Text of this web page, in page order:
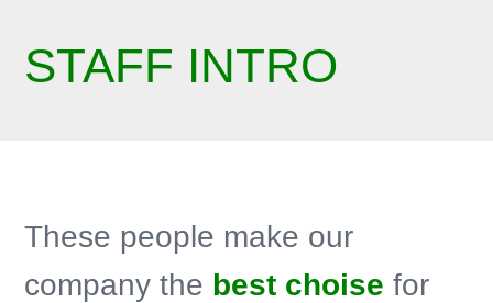
STAFF INTRO
These people make our
company the best choise for